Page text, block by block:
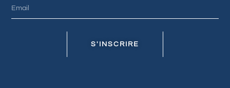
S'INSCRIRE